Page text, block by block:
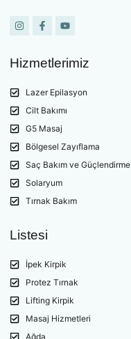
Hizmetlerimiz
Lazer Epilasyon
Cilt Bakımı
G5 Masaj
Bölgesel Zayıflama
Saç Bakım ve Güçlendirme
Solaryum
Tırnak Bakım
Listesi
İpek Kirpik
Protez Tırnak
Lifting Kirpik
Masaj Hizmetleri
Ağda